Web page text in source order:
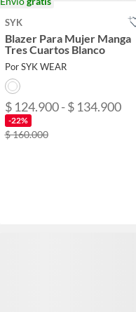
SYK
Blazer Para Mujer Manga
Tres Cuartos Blanco
Por SYK WEAR
$ 124.900 - $ 134.900
-22%
$ 160.000